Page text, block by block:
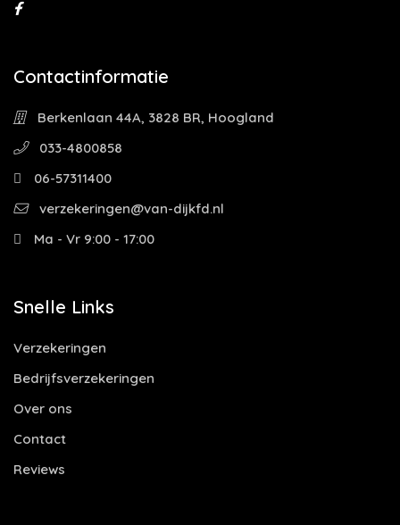
Contactinformatie
Berkenlaan 44A, 3828 BR, Hoogland
033-4800858
06-57311400
verzekeringen@van-dijkfd.nl
Ma - Vr 9:00 - 17:00
Snelle Links
Verzekeringen
Bedrijfsverzekeringen
Over ons
Contact
Reviews